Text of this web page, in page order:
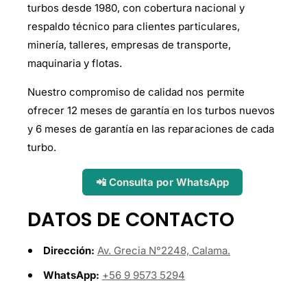
turbos desde 1980, con cobertura nacional y
respaldo técnico para clientes particulares,
minería, talleres, empresas de transporte,
maquinaria y flotas.
Nuestro compromiso de calidad nos permite
ofrecer 12 meses de garantía en los turbos nuevos
y 6 meses de garantía en las reparaciones de cada
turbo.
📲 Consulta por WhatsApp
DATOS DE CONTACTO
Dirección: Av. Grecia N°2248, Calama.
WhatsApp: +56 9 9573 5294